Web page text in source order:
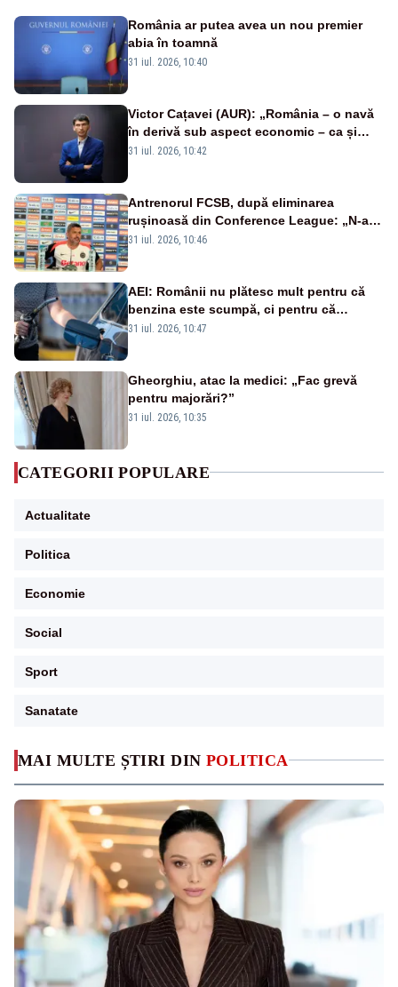
MAI MULTE ȘTIRI DIN POLITICA
România ar putea avea un nou premier
abia în toamnă
31 iul. 2026, 10:40
Victor Cațavei (AUR): „România – o navă
în derivă sub aspect economic – ca și
rezultat al guvernărilor din ultimii 36 de
31 iul. 2026, 10:42
Antrenorul FCSB, după eliminarea
rușinoasă din Conference League: „N-ai
cum să nu scoți în evidență și lucrurile
31 iul. 2026, 10:46
AEI: Românii nu plătesc mult pentru că
benzina este scumpă, ci pentru că
benzina ieftină e taxată scump
31 iul. 2026, 10:47
Gheorghiu, atac la medici: „Fac grevă
pentru majorări?”
31 iul. 2026, 10:35
CATEGORII POPULARE
Actualitate
Politica
Economie
Social
Sport
Sanatate